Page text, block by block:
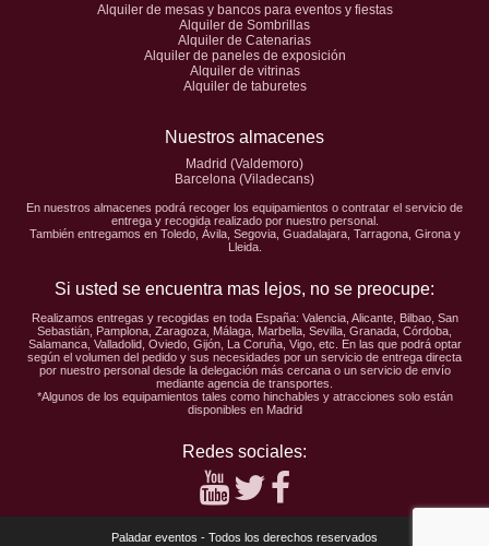
Alquiler de mesas y bancos para eventos y fiestas
Alquiler de Sombrillas
Alquiler de Catenarias
Alquiler de paneles de exposición
Alquiler de vitrinas
Alquiler de taburetes
Nuestros almacenes
Madrid (Valdemoro)
Barcelona (Viladecans)
En nuestros almacenes podrá recoger los equipamientos o contratar el servicio de
entrega y recogida realizado por nuestro personal.
También entregamos en Toledo, Ávila, Segovia, Guadalajara, Tarragona, Girona y
Lleida.
Si usted se encuentra mas lejos, no se preocupe:
Realizamos entregas y recogidas en toda España: Valencia, Alicante, Bilbao, San
Sebastián, Pamplona, Zaragoza, Málaga, Marbella, Sevilla, Granada, Córdoba,
Salamanca, Valladolid, Oviedo, Gijón, La Coruña, Vigo, etc. En las que podrá optar
según el volumen del pedido y sus necesidades por un servicio de entrega directa
por nuestro personal desde la delegación más cercana o un servicio de envío
mediante agencia de transportes.
*Algunos de los equipamientos tales como hinchables y atracciones solo están
disponibles en Madrid
Redes sociales:
YoutubeTwitter
Facebook
Paladar eventos - Todos los derechos reservados